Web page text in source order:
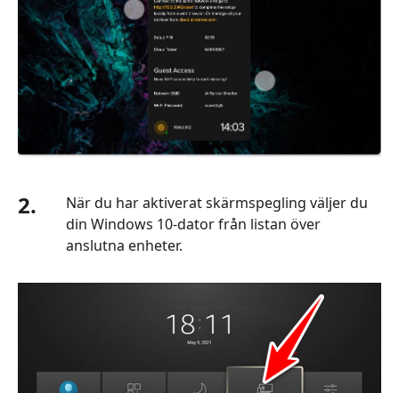
2.
När du har aktiverat skärmspegling väljer du
din Windows 10-dator från listan över
anslutna enheter.